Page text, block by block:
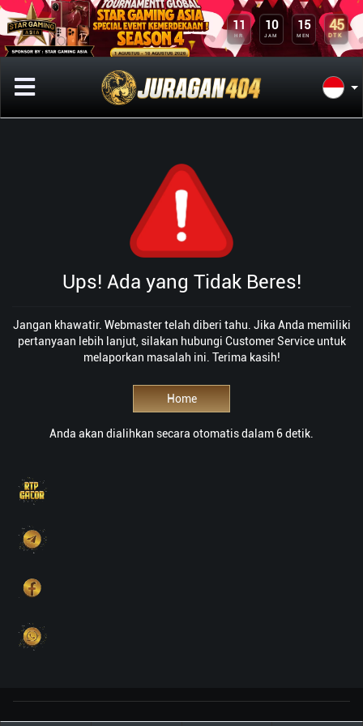
11
HR
10
JAM
15
MEN
45
DTK
Ups! Ada yang Tidak Beres!
Jangan khawatir. Webmaster telah diberi tahu. Jika Anda memiliki
pertanyaan lebih lanjut, silakan hubungi Customer Service untuk
melaporkan masalah ini. Terima kasih!
Home
Anda akan dialihkan secara otomatis dalam 6 detik.